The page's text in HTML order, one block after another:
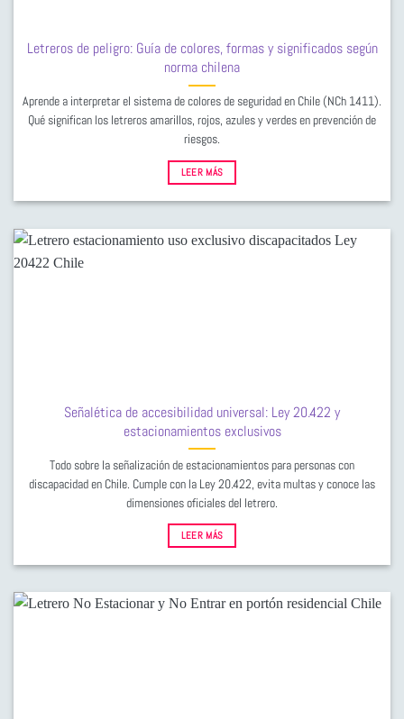
Letreros de peligro: Guía de colores, formas y significados según
norma chilena
Aprende a interpretar el sistema de colores de seguridad en Chile (NCh 1411).
Qué significan los letreros amarillos, rojos, azules y verdes en prevención de
riesgos.
LEER MÁS
Señalética de accesibilidad universal: Ley 20.422 y
estacionamientos exclusivos
Todo sobre la señalización de estacionamientos para personas con
discapacidad en Chile. Cumple con la Ley 20.422, evita multas y conoce las
dimensiones oficiales del letrero.
LEER MÁS